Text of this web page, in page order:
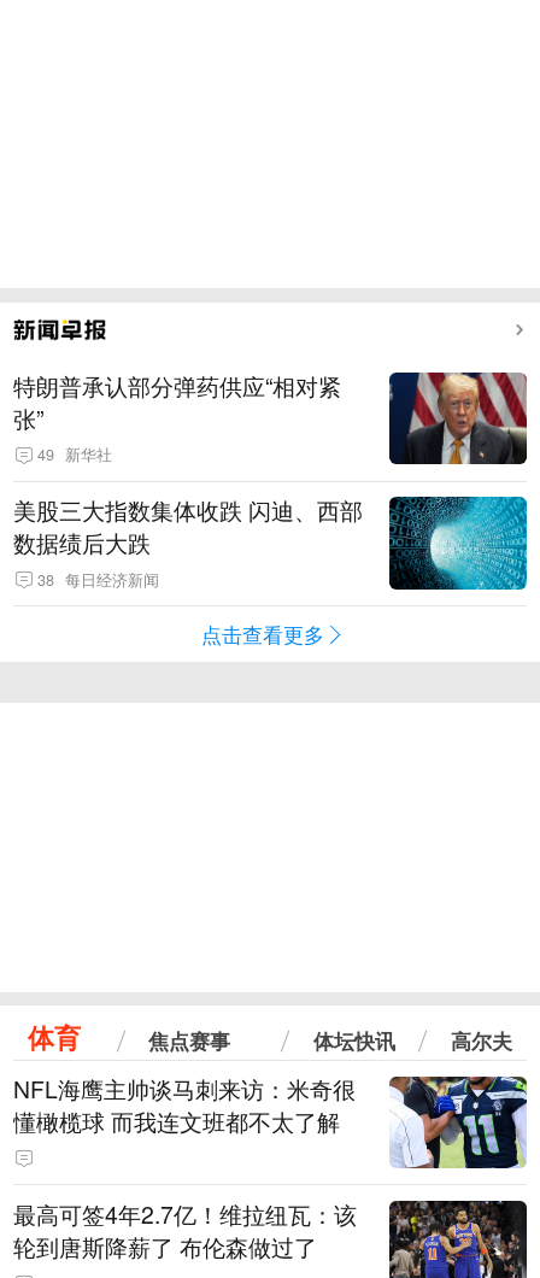
特朗普承认部分弹药供应“相对紧
张”
49 新华社
美股三大指数集体收跌 闪迪、西部
数据绩后大跌
38 每日经济新闻
点击查看更多
体育 焦点赛事 体坛快讯 高尔夫
NFL海鹰主帅谈马刺来访：米奇很
懂橄榄球 而我连文班都不太了解
最高可签4年2.7亿！维拉纽瓦：该
轮到唐斯降薪了 布伦森做过了